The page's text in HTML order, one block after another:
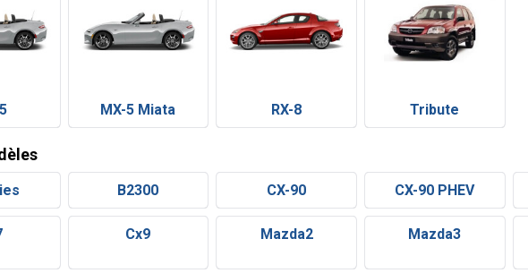
MX-5 Miata RX-8 Tribute
B2300 CX-90 CX-90 PHEV
Cx9 Mazda2 Mazda3